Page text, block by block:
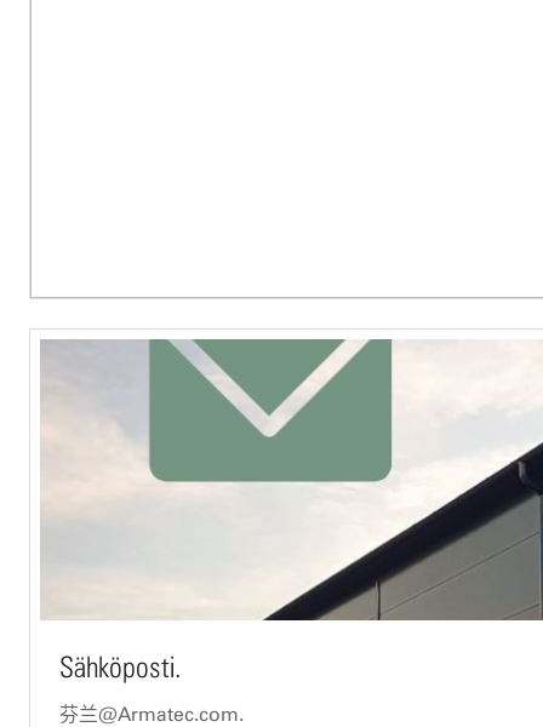
Sähköposti.
芬兰@Armatec.com.